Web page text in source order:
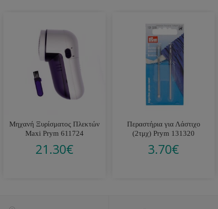
Μηχανή Ξυρίσματος Πλεκτών
Maxi Prym 611724
21.30€
Περαστήρια για Λάστιχο
(2τμχ) Prym 131320
3.70€